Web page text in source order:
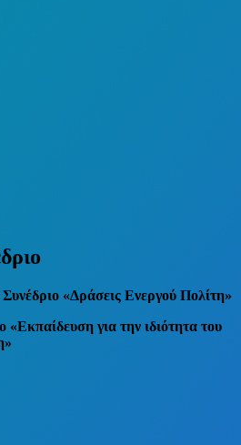
«Δράσεις Ενεργού Πολίτη»
«Εκπαίδευση για την ιδιότητα του